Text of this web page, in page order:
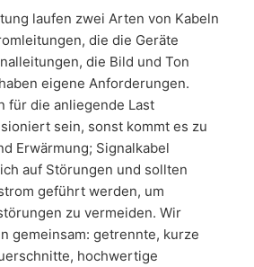
laufen zwei Arten von Kabeln
die die Geräte
die Bild und Ton
eigene Anforderungen.
für die anliegende Last
sein, sonst kommt es zu
Erwärmung; Signalkabel
auf Störungen und sollten
geführt werden, um
zu vermeiden. Wir
gemeinsam: getrennte, kurze
hochwertige